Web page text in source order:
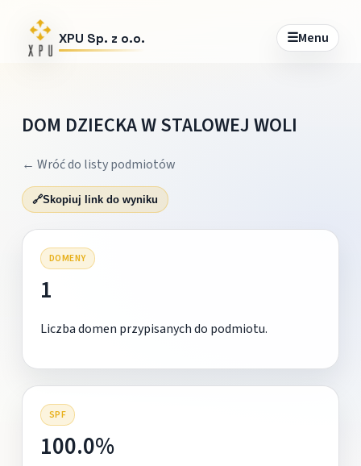
XPU Sp. z o.o. ☰Menu
DOM DZIECKA W STALOWEJ WOLI
← Wróć do listy podmiotów
🔗Skopiuj link do wyniku
DOMENY
1
Liczba domen przypisanych do podmiotu.
SPF
100.0%